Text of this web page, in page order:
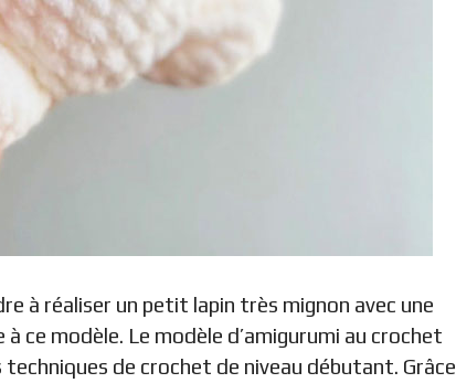
à réaliser un petit lapin très mignon avec une
ce modèle. Le modèle d’amigurumi au crochet
de crochet de niveau débutant. Grâce